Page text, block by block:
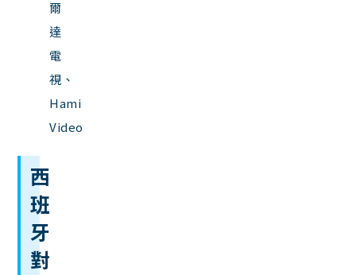
爾
達
電
視、
Hami
Video
西
班
牙
對